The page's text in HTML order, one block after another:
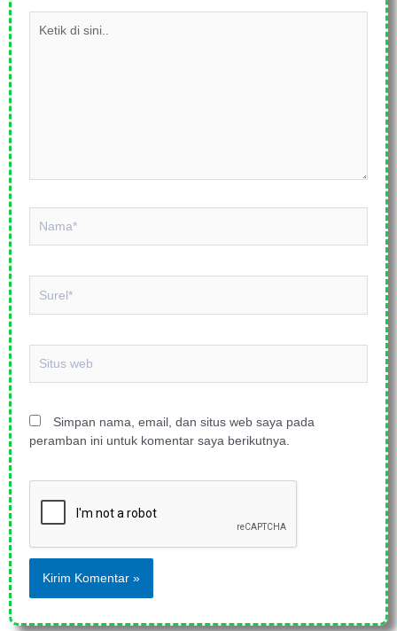
web
Simpan nama, email, dan situs web saya pada
peramban ini untuk komentar saya berikutnya.